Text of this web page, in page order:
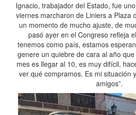
Ignacio, trabajador del Estado, fue
viernes marcharon de Liniers a Plaza
un momento de mucho ajuste, de
pasó ayer en el Congreso refleja
tenemos como país, estamos
genere un quiebre de cara al año
mes es llegar al 10, es muy difícil,
ver qué compramos. Es mi situación
amigos”.